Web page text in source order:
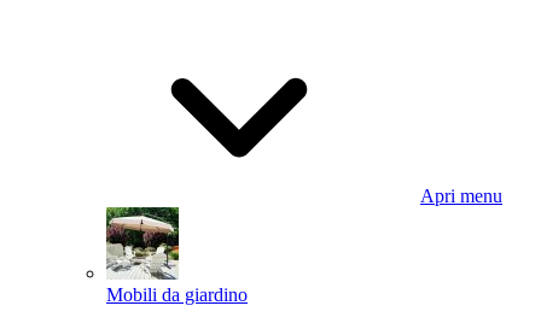
Apri menu
Mobili da giardino